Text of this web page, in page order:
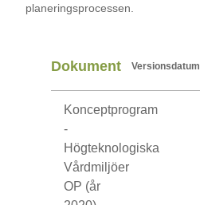
planeringsprocessen.
Dokument Versionsdatum
Konceptprogram
-
Högteknologiska
Vårdmiljöer
OP (år